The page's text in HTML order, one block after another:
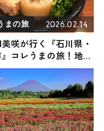
まの旅 2026.02.14
咲が行く『石川県・
コレうまの旅！地元
すめのご当地名物グ
2026年2月14日放送